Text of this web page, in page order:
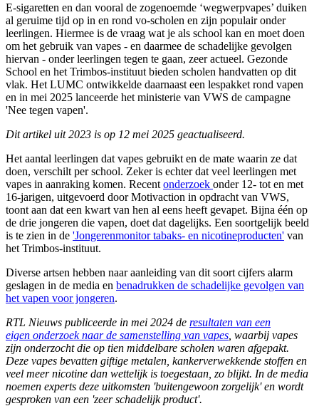
E-sigaretten en dan vooral de zogenoemde ‘wegwerpvapes’ duiken
al geruime tijd op in en rond vo-scholen en zijn populair onder
leerlingen. Hiermee is de vraag wat je als school kan en moet doen
om het gebruik van vapes - en daarmee de schadelijke gevolgen
hiervan - onder leerlingen tegen te gaan, zeer actueel. Gezonde
School en het Trimbos-instituut bieden scholen handvatten op dit
vlak. Het LUMC ontwikkelde daarnaast een lespakket rond vapen
en in mei 2025 lanceerde het ministerie van VWS de campagne
'Nee tegen vapen'.
Dit artikel uit 2023 is op 12 mei 2025 geactualiseerd.
Het aantal leerlingen dat vapes gebruikt en de mate waarin ze dat
doen, verschilt per school. Zeker is echter dat veel leerlingen met
vapes in aanraking komen. Recent onderzoek onder 12- tot en met
16-jarigen, uitgevoerd door Motivaction in opdracht van VWS,
toont aan dat een kwart van hen al eens heeft gevapet. Bijna één op
de drie jongeren die vapen, doet dat dagelijks. Een soortgelijk beeld
is te zien in de 'Jongerenmonitor tabaks- en nicotineproducten' van
het Trimbos-instituut.
Diverse artsen hebben naar aanleiding van dit soort cijfers alarm
geslagen in de media en benadrukken de schadelijke gevolgen van
het vapen voor jongeren.
RTL Nieuws publiceerde in mei 2024 de resultaten van een
eigen onderzoek naar de samenstelling van vapes , waarbij vapes
zijn onderzocht die op tien middelbare scholen waren afgepakt.
Deze vapes bevatten giftige metalen, kankerverwekkende stoffen en
veel meer nicotine dan wettelijk is toegestaan, zo blijkt. In de media
noemen experts deze uitkomsten 'buitengewoon zorgelijk' en wordt
gesproken van een 'zeer schadelijk product'.